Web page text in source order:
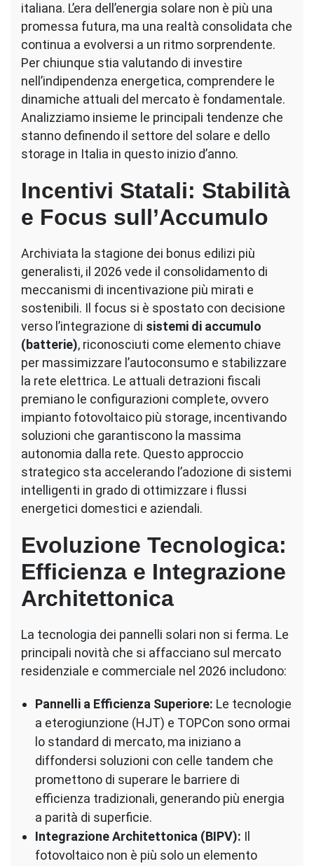
italiana. L’era dell’energia solare non è più una
promessa futura, ma una realtà consolidata che
continua a evolversi a un ritmo sorprendente.
Per chiunque stia valutando di investire
nell’indipendenza energetica, comprendere le
dinamiche attuali del mercato è fondamentale.
Analizziamo insieme le principali tendenze che
stanno definendo il settore del solare e dello
storage in Italia in questo inizio d’anno.
Incentivi Statali: Stabilità
e Focus sull’Accumulo
Archiviata la stagione dei bonus edilizi più
generalisti, il 2026 vede il consolidamento di
meccanismi di incentivazione più mirati e
sostenibili. Il focus si è spostato con decisione
verso l’integrazione di sistemi di accumulo
(batterie), riconosciuti come elemento chiave
per massimizzare l’autoconsumo e stabilizzare
la rete elettrica. Le attuali detrazioni fiscali
premiano le configurazioni complete, ovvero
impianto fotovoltaico più storage, incentivando
soluzioni che garantiscono la massima
autonomia dalla rete. Questo approccio
strategico sta accelerando l’adozione di sistemi
intelligenti in grado di ottimizzare i flussi
energetici domestici e aziendali.
Evoluzione Tecnologica:
Efficienza e Integrazione
Architettonica
La tecnologia dei pannelli solari non si ferma. Le
principali novità che si affacciano sul mercato
residenziale e commerciale nel 2026 includono:
Pannelli a Efficienza Superiore: Le tecnologie
a eterogiunzione (HJT) e TOPCon sono ormai
lo standard di mercato, ma iniziano a
diffondersi soluzioni con celle tandem che
promettono di superare le barriere di
efficienza tradizionali, generando più energia
a parità di superficie.
Integrazione Architettonica (BIPV): Il
fotovoltaico non è più solo un elemento